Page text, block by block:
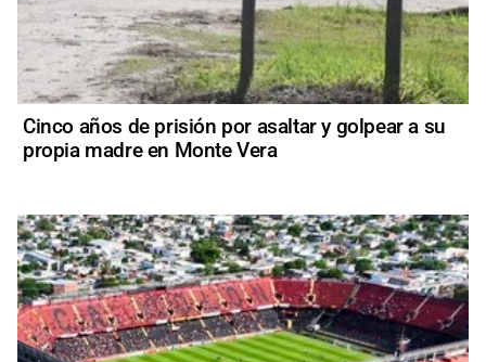
Cinco años de prisión por asaltar y golpear a su
propia madre en Monte Vera